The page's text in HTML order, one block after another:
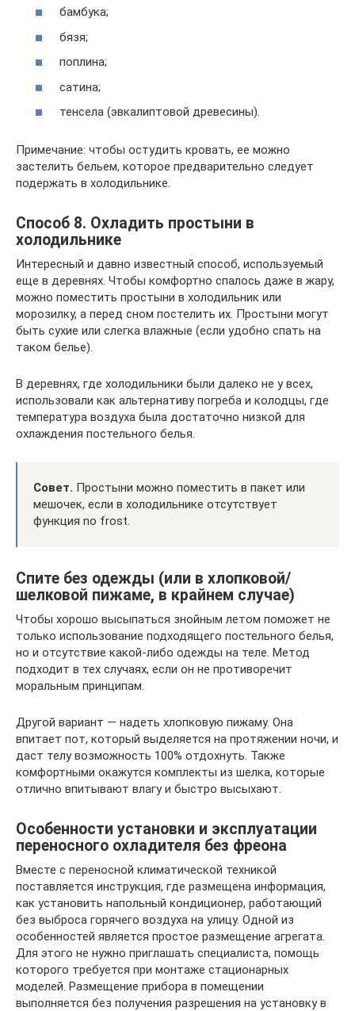
бамбука;
бязя;
поплина;
сатина;
тенсела (эвкалиптовой древесины).
Примечание: чтобы остудить кровать, ее можно
застелить бельем, которое предварительно следует
подержать в холодильнике.
Способ 8. Охладить простыни в
холодильнике
Интересный и давно известный способ, используемый
еще в деревнях. Чтобы комфортно спалось даже в жару,
можно поместить простыни в холодильник или
морозилку, а перед сном постелить их. Простыни могут
быть сухие или слегка влажные (если удобно спать на
таком белье).
В деревнях, где холодильники были далеко не у всех,
использовали как альтернативу погреба и колодцы, где
температура воздуха была достаточно низкой для
охлаждения постельного белья.
Совет. Простыни можно поместить в пакет или
мешочек, если в холодильнике отсутствует
функция no frost.
Спите без одежды (или в хлопковой/
шелковой пижаме, в крайнем случае)
Чтобы хорошо высыпаться знойным летом поможет не
только использование подходящего постельного белья,
но и отсутствие какой-либо одежды на теле. Метод
подходит в тех случаях, если он не противоречит
моральным принципам.
Другой вариант — надеть хлопковую пижаму. Она
впитает пот, который выделяется на протяжении ночи, и
даст телу возможность 100% отдохнуть. Также
комфортными окажутся комплекты из шелка, которые
отлично впитывают влагу и быстро высыхают.
Особенности установки и эксплуатации
переносного охладителя без фреона
Вместе с переносной климатической техникой
поставляется инструкция, где размещена информация,
как установить напольный кондиционер, работающий
без выброса горячего воздуха на улицу. Одной из
особенностей является простое размещение агрегата.
Для этого не нужно приглашать специалиста, помощь
которого требуется при монтаже стационарных
моделей. Размещение прибора в помещении
выполняется без получения разрешения на установку в